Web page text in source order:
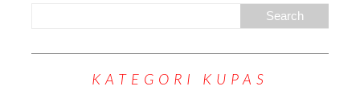
KATEGORI KUPAS